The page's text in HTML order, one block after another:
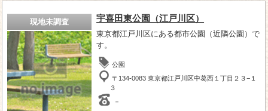
現地未調査 宇喜田東公園（江戸川区）
東京都江戸川区にある都市公園（近隣公園）で
す。
公園
〒134-0083 東京都江戸川区中葛西１丁目２３−１
３
－